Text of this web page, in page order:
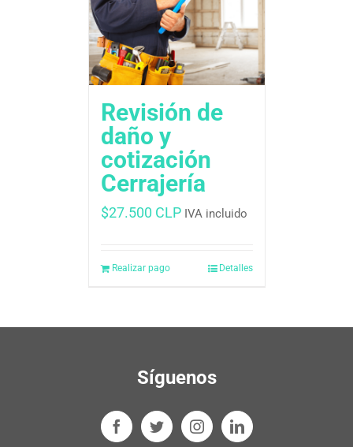
Revisión de
daño y
cotización
Cerrajería
$27.500 CLP IVA incluido
Realizar pago Detalles
Síguenos